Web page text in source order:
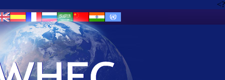
?>